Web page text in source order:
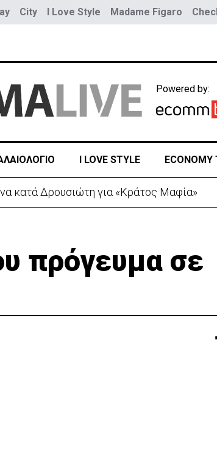
City I Love Style Madame Figaro
Powered by:
I LOVE STYLE ECONOMY
κατά Δρουσιώτη για «Κράτος Μαφία»
πρόγευμα σε